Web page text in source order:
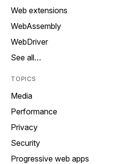
Web extensions
WebAssembly
WebDriver
See all…
TOPICS
Media
Performance
Privacy
Security
Progressive web apps